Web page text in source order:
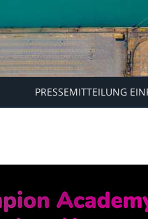
PRESSEMITTEILUNG